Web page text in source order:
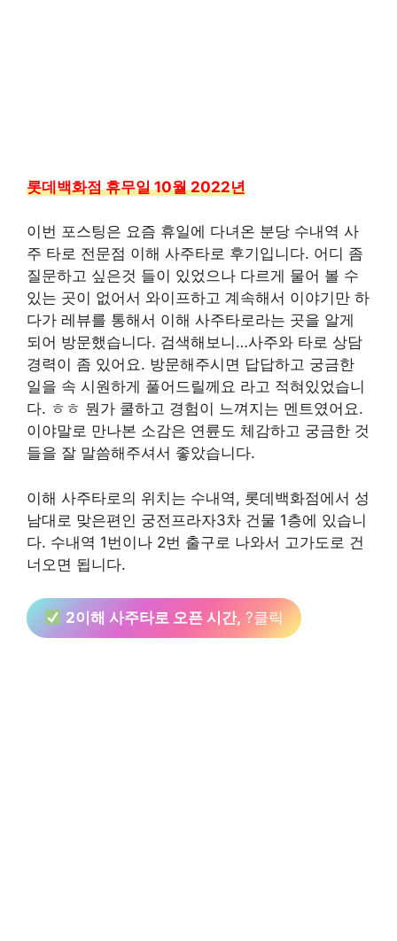
롯데백화점 휴무일 10월 2022년
이번 포스팅은 요즘 휴일에 다녀온 분당 수내역 사
주 타로 전문점 이해 사주타로 후기입니다. 어디 좀
질문하고 싶은것 들이 있었으나 다르게 물어 볼 수
있는 곳이 없어서 와이프하고 계속해서 이야기만 하
다가 레뷰를 통해서 이해 사주타로라는 곳을 알게
되어 방문했습니다. 검색해보니…사주와 타로 상담
경력이 좀 있어요. 방문해주시면 답답하고 궁금한
일을 속 시원하게 풀어드릴께요 라고 적혀있었습니
다. ㅎㅎ 뭔가 쿨하고 경험이 느껴지는 멘트였어요.
이야말로 만나본 소감은 연륜도 체감하고 궁금한 것
들을 잘 말씀해주셔서 좋았습니다.
이해 사주타로의 위치는 수내역, 롯데백화점에서 성
남대로 맞은편인 궁전프라자3차 건물 1층에 있습니
다. 수내역 1번이나 2번 출구로 나와서 고가도로 건
너오면 됩니다.
2이해 사주타로 오픈 시간, ?클릭